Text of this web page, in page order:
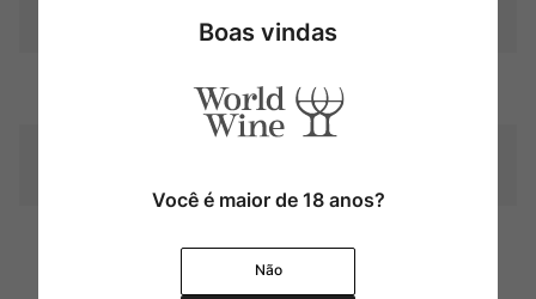
esverdeados.
borras finas, após este
amadurece 6 meses em
Boas vindas
Você é maior de 18 anos?
Não